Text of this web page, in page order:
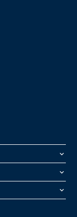
keyboard_arrow_down
keyboard_arrow_down
keyboard_arrow_down